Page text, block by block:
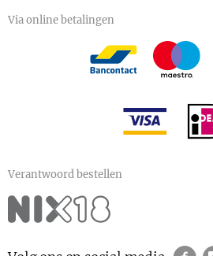
Via online betalingen
Verantwoord bestellen